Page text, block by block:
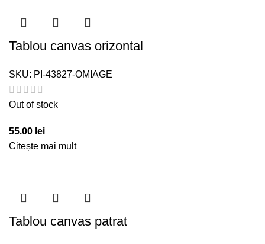
Tablou canvas orizontal
SKU: PI-43827-OMIAGE
Out of stock
55.00 lei
Citește mai mult
Tablou canvas patrat